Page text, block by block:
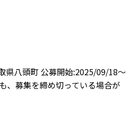
県八頭町 公募開始:2025/09/18～
、募集を締め切っている場合が